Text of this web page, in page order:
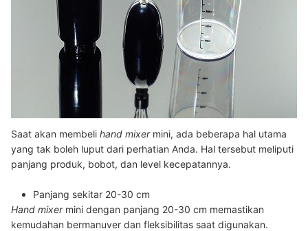
Saat akan membeli hand mixer mini, ada beberapa hal utama
yang tak boleh luput dari perhatian Anda. Hal tersebut meliputi
panjang produk, bobot, dan level kecepatannya.
Panjang sekitar 20-30 cm
Hand mixer mini dengan panjang 20-30 cm memastikan
kemudahan bermanuver dan fleksibilitas saat digunakan.